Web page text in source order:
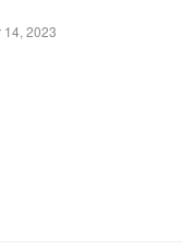
14, 2023